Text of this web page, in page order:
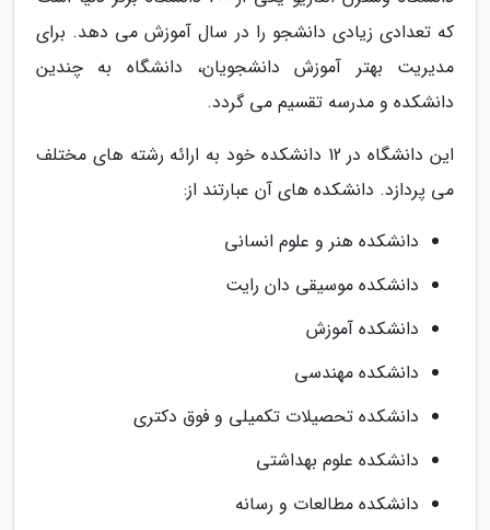
که تعدادی زیادی دانشجو را در سال آموزش می دهد. برای
مدیریت بهتر آموزش دانشجویان، دانشگاه به چندین
دانشکده و مدرسه تقسیم می گردد.
این دانشگاه در 12 دانشکده خود به ارائه رشته های مختلف
می پردازد. دانشکده های آن عبارتند از:
دانشکده هنر و علوم انسانی
دانشکده موسیقی دان رایت
دانشکده آموزش
دانشکده مهندسی
دانشکده تحصیلات تکمیلی و فوق دکتری
دانشکده علوم بهداشتی
دانشکده مطالعات و رسانه